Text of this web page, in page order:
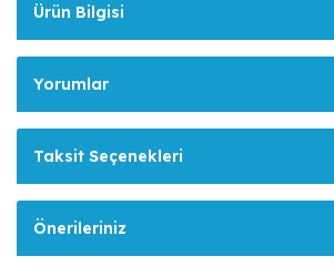
Ürün Bilgisi
Yorumlar
Taksit Seçenekleri
Önerileriniz